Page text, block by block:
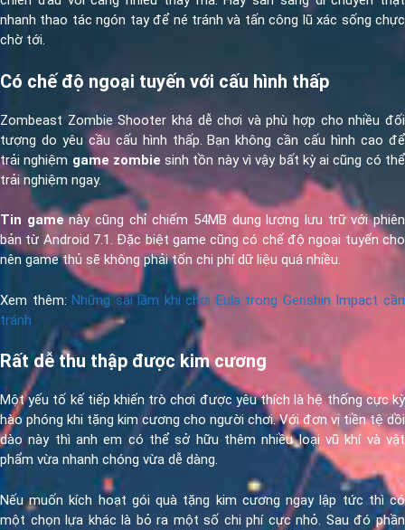
nhanh thao tác ngón tay để né tránh và tấn công lũ xác sống chực
chờ tới.
Có chế độ ngoại tuyến với cấu hình thấp
Zombeast Zombie Shooter khá dễ chơi và phù hợp cho nhiều đối
tượng do yêu cầu cấu hình thấp. Bạn không cần cấu hình cao để
trải nghiệm game zombie sinh tồn này vì vậy bất kỳ ai cũng có thể
trải nghiệm ngay.
Tin gamenày cũng chỉ chiếm 54MB dung lượng lưu trữ với phiên
bản từ Android 7.1. Đặc biệt game cũng có chế độ ngoại tuyến cho
nên game thủ sẽ không phải tốn chi phí dữ liệu quá nhiều.
Xem thêm:Những sai lầm khi chơi Eula trong Genshin Impact cần
tránh
Rất dễ thu thập được kim cương
Một yếu tố kế tiếp khiến trò chơi được yêu thích là hệ thống cực kỳ
hào phóng khi tặng kim cương cho người chơi. Với đơn vị tiền tệ dồi
dào này thì anh em có thể sở hữu thêm nhiều loại vũ khí và vật
phẩm vừa nhanh chóng vừa dễ dàng.
Nếu muốn kích hoạt gói quà tặng kim cương ngay lập tức thì có
một chọn lựa khác là bỏ ra một số chi phí cực nhỏ. Sau đó phần